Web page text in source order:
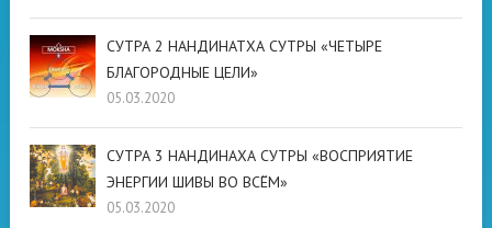
СУТРА 2 НАНДИНАТХА СУТРЫ «ЧЕТЫРЕ
БЛАГОРОДНЫЕ ЦЕЛИ»
05.03.2020
СУТРА 3 НАНДИНАХА СУТРЫ «ВОСПРИЯТИЕ
ЭНЕРГИИ ШИВЫ ВО ВСЁМ»
05.03.2020